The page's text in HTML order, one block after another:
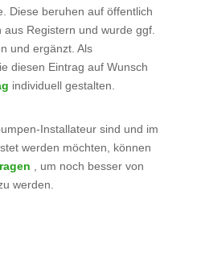
Diese beruhen auf öffentlich
Registern und wurde ggf.
und ergänzt. Als
diesen Eintrag auf Wunsch
individuell gestalten.
Installateur sind und im
werden möchten, können
, um noch besser von
werden.